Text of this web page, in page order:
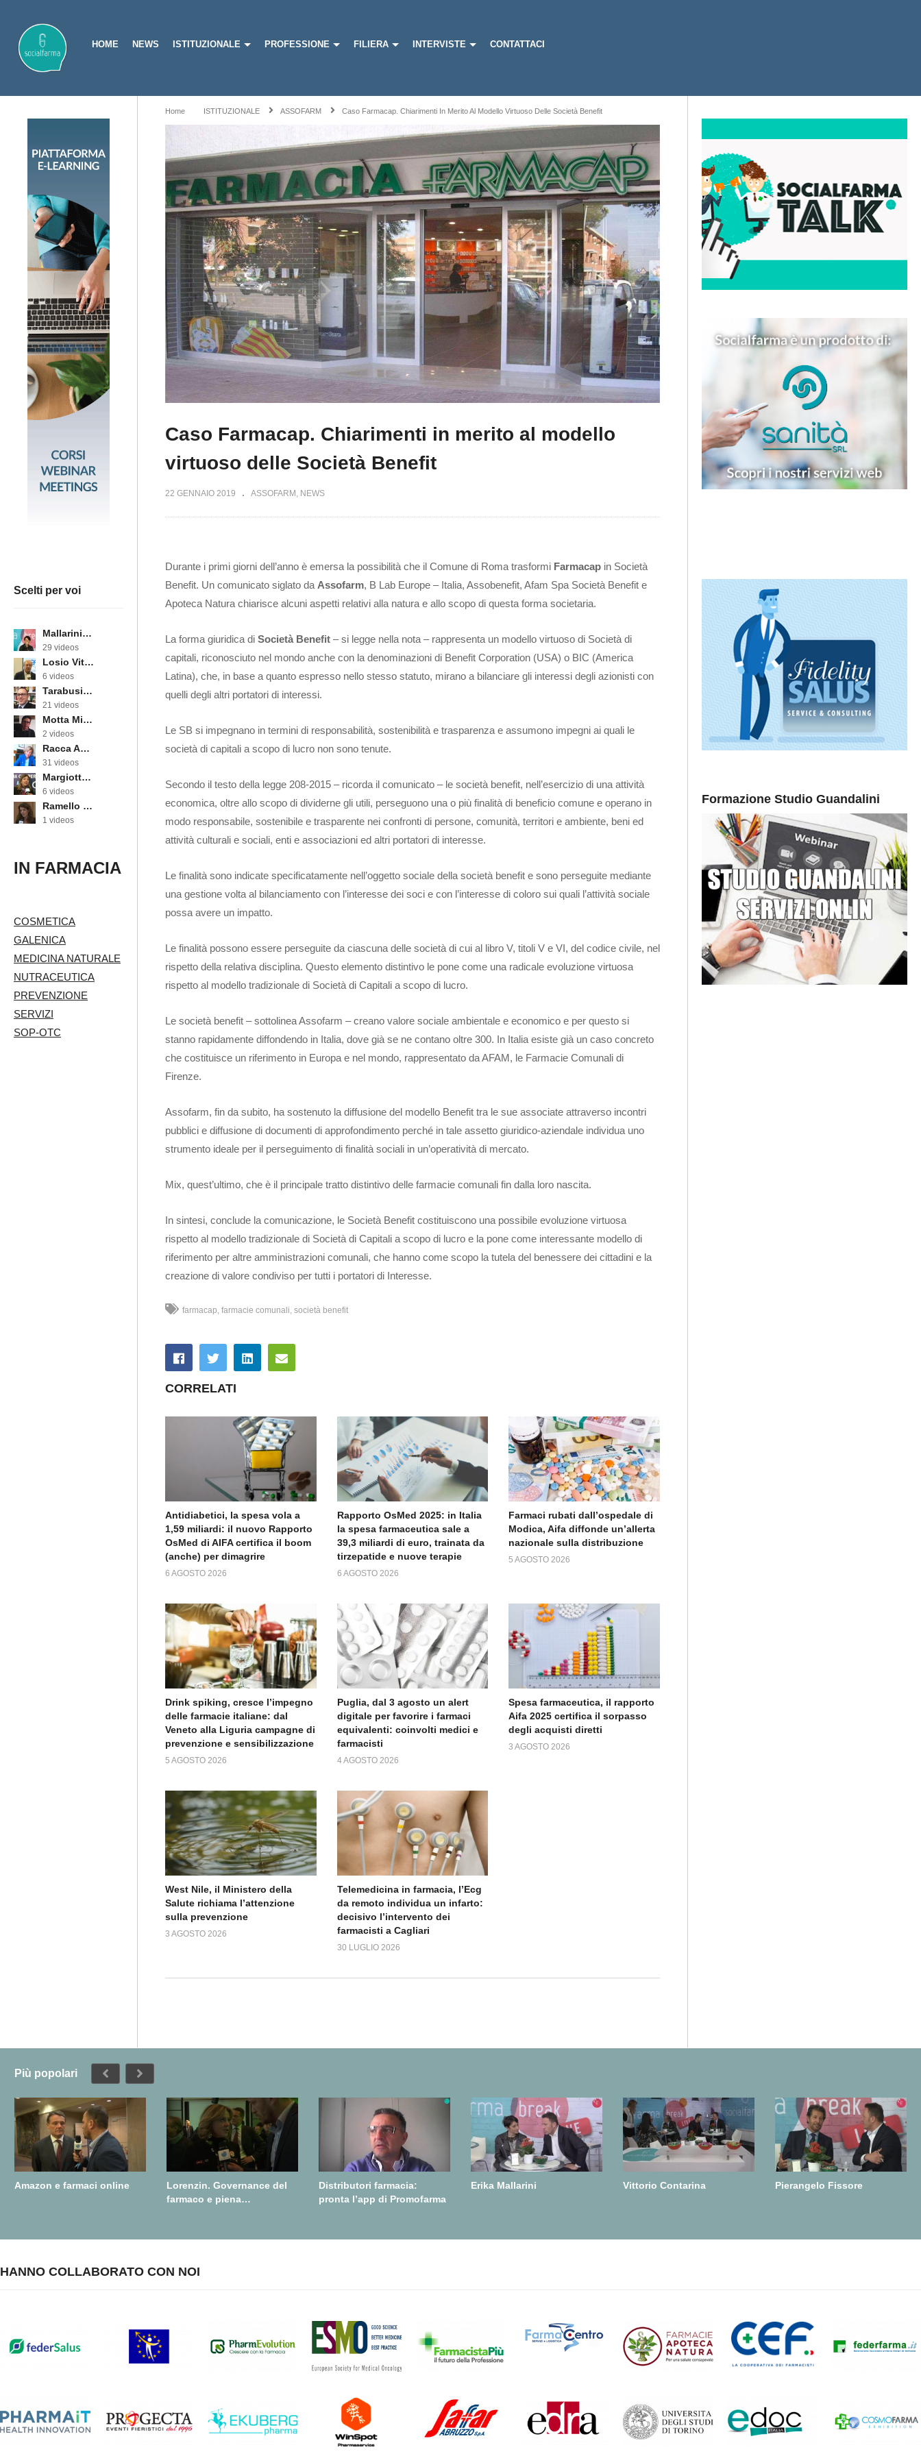
HOME NEWS ISTITUZIONALE PROFESSIONE FILIERA INTERVISTE CONTATTACI
Scelti per voi
Mallarini Erika
29 videos
Losio Vittorino
6 videos
Tarabusi Marcello
21 videos
Motta Michele
2 videos
Racca Annarosa
31 videos
Margiotta Angela
6 videos
Ramello Cinzia
1 videos
IN FARMACIA
COSMETICA
GALENICA
MEDICINA NATURALE
NUTRACEUTICA
PREVENZIONE
SERVIZI
SOP-OTC
Home ISTITUZIONALE ASSOFARM Caso Farmacap. Chiarimenti In Merito Al Modello Virtuoso Delle Società Benefit
Caso Farmacap. Chiarimenti in merito al modello
virtuoso delle Società Benefit
22 GENNAIO 2019 ASSOFARM NEWS
Durante i primi giorni dell’anno è emersa la possibilità che il Comune di Roma trasformi Farmacap in Società
Benefit. Un comunicato siglato da Assofarm, B Lab Europe – Italia, Assobenefit, Afam Spa Società Benefit e
Apoteca Natura chiarisce alcuni aspetti relativi alla natura e allo scopo di questa forma societaria.
La forma giuridica di Società Benefit – si legge nella nota – rappresenta un modello virtuoso di Società di
capitali, riconosciuto nel mondo anche con la denominazioni di Benefit Corporation (USA) o BIC (America
Latina), che, in base a quanto espresso nello stesso statuto, mirano a bilanciare gli interessi degli azionisti con
quelli degli altri portatori di interessi.
Le SB si impegnano in termini di responsabilità, sostenibilità e trasparenza e assumono impegni ai quali le
società di capitali a scopo di lucro non sono tenute.
Secondo il testo della legge 208-2015 – ricorda il comunicato – le società benefit, nell’esercizio di una attività
economica, oltre allo scopo di dividerne gli utili, perseguono una o più finalità di beneficio comune e operano in
modo responsabile, sostenibile e trasparente nei confronti di persone, comunità, territori e ambiente, beni ed
attività culturali e sociali, enti e associazioni ed altri portatori di interesse.
Le finalità sono indicate specificatamente nell’oggetto sociale della società benefit e sono perseguite mediante
una gestione volta al bilanciamento con l’interesse dei soci e con l’interesse di coloro sui quali l’attività sociale
possa avere un impatto.
Le finalità possono essere perseguite da ciascuna delle società di cui al libro V, titoli V e VI, del codice civile, nel
rispetto della relativa disciplina. Questo elemento distintivo le pone come una radicale evoluzione virtuosa
rispetto al modello tradizionale di Società di Capitali a scopo di lucro.
Le società benefit – sottolinea Assofarm – creano valore sociale ambientale e economico e per questo si
stanno rapidamente diffondendo in Italia, dove già se ne contano oltre 300. In Italia esiste già un caso concreto
che costituisce un riferimento in Europa e nel mondo, rappresentato da AFAM, le Farmacie Comunali di
Firenze.
Assofarm, fin da subito, ha sostenuto la diffusione del modello Benefit tra le sue associate attraverso incontri
pubblici e diffusione di documenti di approfondimento perché in tale assetto giuridico-aziendale individua uno
strumento ideale per il perseguimento di finalità sociali in un’operatività di mercato.
Mix, quest’ultimo, che è il principale tratto distintivo delle farmacie comunali fin dalla loro nascita.
In sintesi, conclude la comunicazione, le Società Benefit costituiscono una possibile evoluzione virtuosa
rispetto al modello tradizionale di Società di Capitali a scopo di lucro e la pone come interessante modello di
riferimento per altre amministrazioni comunali, che hanno come scopo la tutela del benessere dei cittadini e la
creazione di valore condiviso per tutti i portatori di Interesse.
farmacap farmacie comunali società benefit
CORRELATI
Antidiabetici, la spesa vola a
1,59 miliardi: il nuovo Rapporto
OsMed di AIFA certifica il boom
(anche) per dimagrire
6 AGOSTO 2026
Rapporto OsMed 2025: in Italia
la spesa farmaceutica sale a
39,3 miliardi di euro, trainata da
tirzepatide e nuove terapie
6 AGOSTO 2026
Farmaci rubati dall’ospedale di
Modica, Aifa diffonde un’allerta
nazionale sulla distribuzione
5 AGOSTO 2026
Drink spiking, cresce l’impegno
delle farmacie italiane: dal
Veneto alla Liguria campagne di
prevenzione e sensibilizzazione
5 AGOSTO 2026
Puglia, dal 3 agosto un alert
digitale per favorire i farmaci
equivalenti: coinvolti medici e
farmacisti
4 AGOSTO 2026
Spesa farmaceutica, il rapporto
Aifa 2025 certifica il sorpasso
degli acquisti diretti
3 AGOSTO 2026
West Nile, il Ministero della
Salute richiama l’attenzione
sulla prevenzione
3 AGOSTO 2026
Telemedicina in farmacia, l’Ecg
da remoto individua un infarto:
decisivo l’intervento dei
farmacisti a Cagliari
30 LUGLIO 2026
Formazione Studio Guandalini
Più popolari
Amazon e farmaci online
Lorenzin. Governance del
farmaco e piena
Distributori farmacia:
pronta l’app di Promofarma
Erika Mallarini Vittorio Contarina Pierangelo Fissore
HANNO COLLABORATO CON NOI